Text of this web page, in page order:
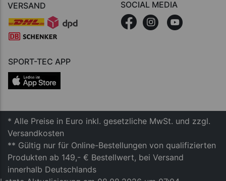
VERSAND SOCIAL MEDIA
SPORT-TEC APP
* Alle Preise in Euro inkl. gesetzliche MwSt. und zzgl.
Versandkosten
** Gültig nur für Online-Bestellungen von qualifizierten
Produkten ab 149,- € Bestellwert, bei Versand
innerhalb Deutschlands